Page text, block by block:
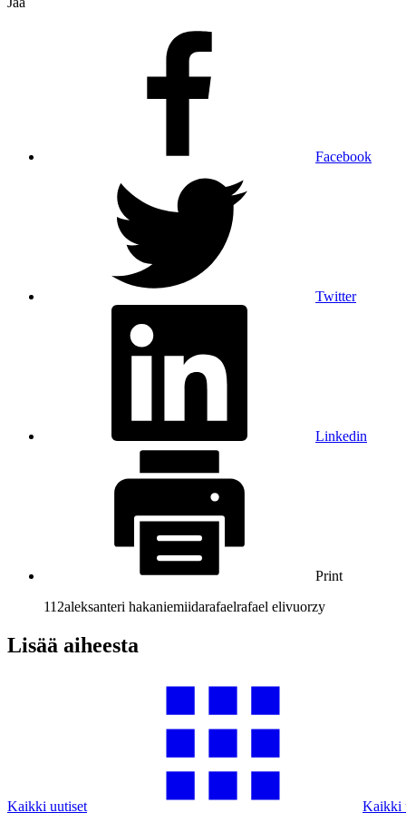
Facebook
Twitter
Linkedin
Print
112aleksanteri hakaniemiidarafaelrafael elivuorzy
Lisää aiheesta
Kaikki uutiset Kaikki